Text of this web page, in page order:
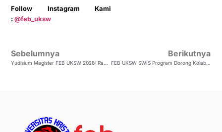
Follow Instagram Kami
:@feb_uksw
Sebelumnya
Yudisium Magister FEB UKSW 2026: Rayakan Lulusan Baru, Siap Melangkah Menuju Dunia Profesional
Berikutnya
FEB UKSW SWIS Program Dorong Kolaborasi Internasional Dan Pengalaman Belajar Multikultural